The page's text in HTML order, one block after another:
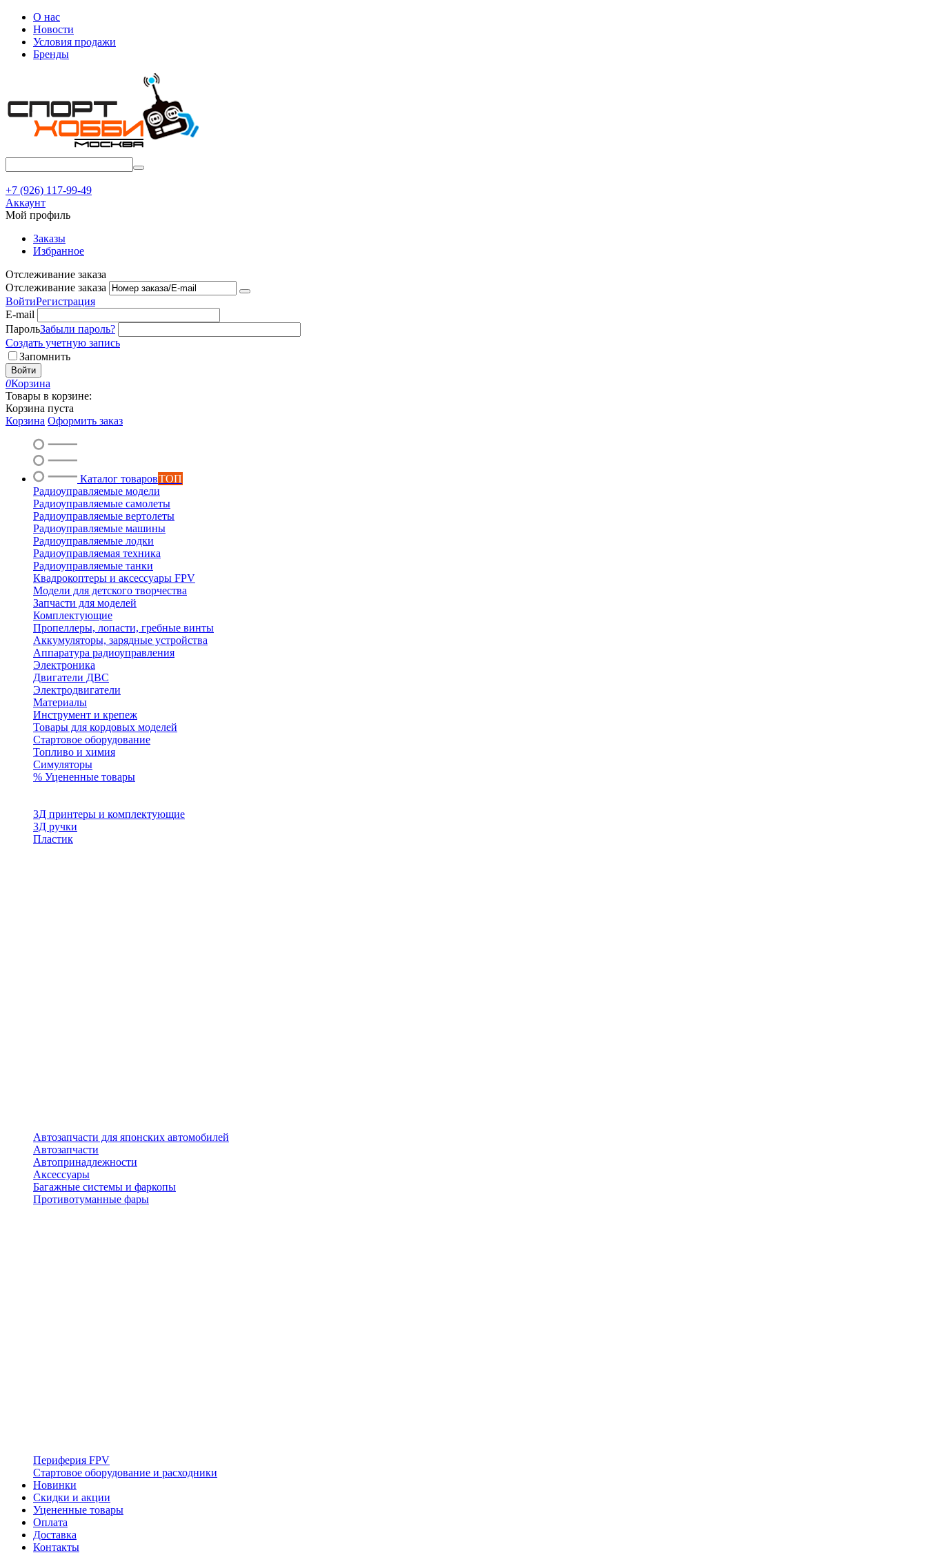
О нас
Новости
Условия продажи
Бренды
+7 (926) 117-99-49
Аккаунт
Мой профиль
Заказы
Избранное
Отслеживание заказа
Отслеживание заказа
ВойтиРегистрация
E-mail
ПарольЗабыли пароль?
Создать учетную запись
Запомнить
Войти
0Корзина
Товары в корзине:
Корзина пуста
Корзина Оформить заказ
Каталог товаровТОП
Радиоуправляемые модели
Радиоуправляемые самолеты
Радиоуправляемые вертолеты
Радиоуправляемые машины
Радиоуправляемые лодки
Радиоуправляемая техника
Радиоуправляемые танки
Квадрокоптеры и аксессуары FPV
Модели для детского творчества
Запчасти для моделей
Комплектующие
Пропеллеры, лопасти, гребные винты
Аккумуляторы, зарядные устройства
Аппаратура радиоуправления
Электроника
Двигатели ДВС
Электродвигатели
Материалы
Инструмент и крепеж
Товары для кордовых моделей
Стартовое оборудование
Топливо и химия
Симуляторы
% Уцененные товары
3Д принтеры и комплектующие
3Д ручки
Пластик
Автозапчасти для японских автомобилей
Автозапчасти
Автопринадлежности
Аксессуары
Багажные системы и фаркопы
Противотуманные фары
Периферия FPV
Стартовое оборудование и расходники
Новинки
Скидки и акции
Уцененные товары
Оплата
Доставка
Контакты